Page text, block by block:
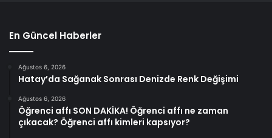
En Güncel Haberler
Ağustos 6, 2026
Hatay’da Sağanak Sonrası Denizde Renk Değişimi
Ağustos 6, 2026
Öğrenci affı SON DAKİKA! Öğrenci affı ne zaman
çıkacak? Öğrenci affı kimleri kapsıyor?